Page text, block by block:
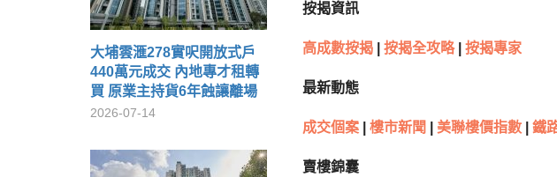
大埔雲滙278實呎開放式戶
440萬元成交 內地專才租轉
買 原業主持貨6年蝕讓離場
2026-07-14
按揭資訊
高成數按揭 按揭全攻略| 按揭專家
最新動態
成交個案 樓市新聞 美聯樓價指數 鐵
賣樓錦囊